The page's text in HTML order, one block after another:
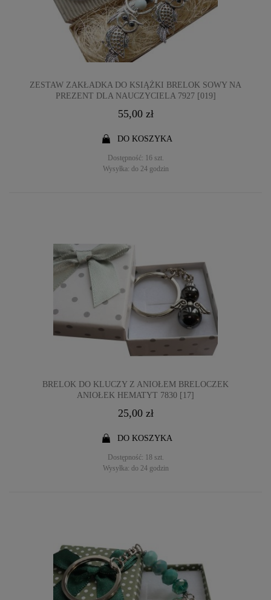
ZESTAW ZAKŁADKA DO KSIĄŻKI BRELOK SOWY NA
PREZENT DLA NAUCZYCIELA 7927 [019]
55,00 zł
DO KOSZYKA
Dostępność: 16 szt.
Wysyłka: do 24 godzin
BRELOK DO KLUCZY Z ANIOŁEM BRELOCZEK
ANIOŁEK HEMATYT 7830 [17]
25,00 zł
DO KOSZYKA
Dostępność: 18 szt.
Wysyłka: do 24 godzin